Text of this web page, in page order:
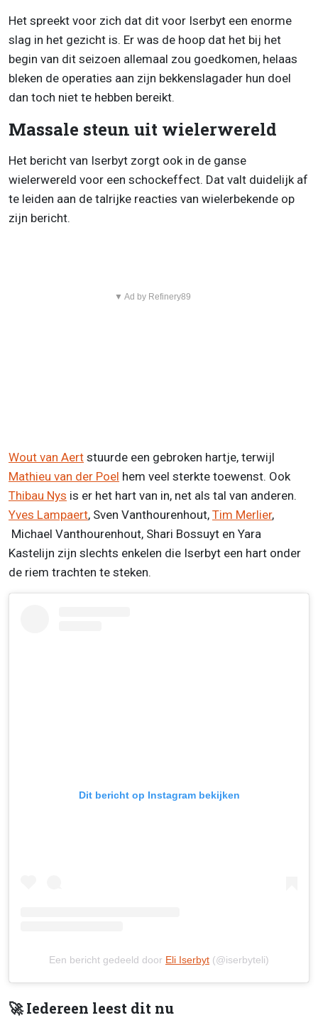
Het spreekt voor zich dat dit voor Iserbyt een enorme
slag in het gezicht is. Er was de hoop dat het bij het
begin van dit seizoen allemaal zou goedkomen, helaas
bleken de operaties aan zijn bekkenslagader hun doel
dan toch niet te hebben bereikt.
Massale steun uit wielerwereld
Het bericht van Iserbyt zorgt ook in de ganse
wielerwereld voor een schockeffect. Dat valt duidelijk af
te leiden aan de talrijke reacties van wielerbekende op
zijn bericht.
▼ Ad by Refinery89
Wout van Aert stuurde een gebroken hartje, terwijl
Mathieu van der Poel hem veel sterkte toewenst. Ook
Thibau Nys is er het hart van in, net als tal van anderen.
Yves Lampaert, Sven Vanthourenhout, Tim Merlier,
Michael Vanthourenhout, Shari Bossuyt en Yara
Kastelijn zijn slechts enkelen die Iserbyt een hart onder
de riem trachten te steken.
Dit bericht op Instagram bekijken
Een bericht gedeeld door Eli Iserbyt (@iserbyteli)
🚀 Iedereen leest dit nu